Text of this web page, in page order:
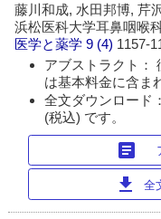
藤川和成, 水田邦博, 芹
浜松医科大学耳鼻咽喉
医学と薬学 9 (4) 1157-
アブストラクト：
は基本料金に含ま
全文ダウンロード
(税込) です。
article
download 全